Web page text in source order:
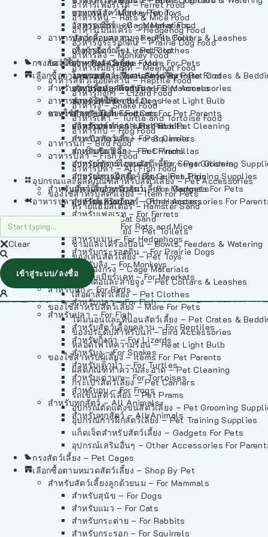
อาหารเฟอร์เร็ต – Ferret Food
อาหารหนู – Rats & Mice Food
อาหารเม่นแคระ – Hedgehog Food
อาหารกระรอกดิน – Prairie Dog Food
อาหารลิง – Monkey Food
อาหารเมียร์แคท – Meerkat Food
อาหารสัตว์เลี้อยคลาน – Reptile Food
อาหารกิ้งก่า – Lizard Food
อาหารงู – Snake Food
อาหารเต่า – Turtle and Tortoise Food
อาหารกบ – Frog Food
อาหารนก – Bird Food
อาหารปลา – Fish Food
อาหารปลา – All Fish Food
อุปกรณและผลิตภัณฑ์สำหรับสัตว์เลี้ยง – Pet Accessories
ของใช้สำหรับสัตว์เลี้ยง – Item For Pets
ทรายแฮมสเตอร์ – Hamster Sand
ทรายแมว – Cat Sand
ห้องน้ำสัตว์เลี้ยง – Pet Toilets
ชามและเครื่องป้อน – Bowls, Feeders & Watering
ของเล่นสัตว์เลี้ยง – Pet Toys
วัสดุรองกรง – Cage Materials
ปลอกคอและสายจูง – Pet Collars & Leashes
เสื้อผ้าสัตว์เลี้ยง – Pet Clothes
ของใช้สำหรับสัตว์เลี้ยง – More For Pets
โดมนอนและที่นอนสัตว์เลี้ยง – Pet Crates &
ของประดับสำหรับนก – Bird Accessories
หลอดไฟให้ความร้อน – Heat Light Bulb
ของใช้สำหรับผู้เลี้ยง – Items For Pet Parents
ผลิตภัณฑ์ทำความสะอาด – Pet Cleaning
กระเป๋าสัตว์เลี้ยง – Pet Carriers
รถเข็นสัตว์เลี้ยง – Pet Prams
อุปกรณ์ตัดแต่งขนสัตว์เลี้ยง – Pet Grooming
อุปกรณ์การฝึกสัตว์เลี้ยง – Pet Training Supplies
แก็ดเจ็ตสำหรับสัตว์เลี้ยง – Gadgets For Pets
อุปกรณ์เสริมอื่นๆ – Other Accessories For
กรงสัตว์เลี้ยง – Pet Cages
เลือกซื้อตามหมวดสัตว์เลี้ยง – Shop By Pet
สำหรับสัตว์เลี้ยงลูกด้วยนม – For Mammals
สำหรับสุนัข – For Dogs
สำหรับแมว – For Cats
สำหรับกระต่าย – For Rabbits
สำหรับกระรอก – For Squirrels
อาหารลิง – Monkey Food
อาหารเมียร์แคท – Meerkat Food
อาหารสัตว์เลี้อยคลาน – Reptile Food
อาหารกิ้งก่า – Lizard Food
อาหารงู – Snake Food
อาหารเต่า – Turtle and Tortoise Food
อาหารกบ – Frog Food
อาหารนก – Bird Food
อาหารปลา – Fish Food
อาหารปลา – All Fish Food
ของเล่นสัตว์เลี้ยง – Pet Toys
วัสดุรองกรง – Cage Materials
ปลอกคอและสายจูง – Pet Collars & Leashes
เสื้อผ้าสัตว์เลี้ยง – Pet Clothes
ของใช้สำหรับสัตว์เลี้ยง – More For Pets
โดมนอนและที่นอนสัตว์เลี้ยง – Pet Crates &
ของประดับสำหรับนก – Bird Accessories
หลอดไฟให้ความร้อน – Heat Light Bulb
ของใช้สำหรับผู้เลี้ยง – Items For Pet Parents
ผลิตภัณฑ์ทำความสะอาด – Pet Cleaning
กระเป๋าสัตว์เลี้ยง – Pet Carriers
รถเข็นสัตว์เลี้ยง – Pet Prams
อุปกรณ์ตัดแต่งขนสัตว์เลี้ยง – Pet Grooming
อุปกรณ์การฝึกสัตว์เลี้ยง – Pet Training Supplies
แก็ดเจ็ตสำหรับสัตว์เลี้ยง – Gadgets For Pets
อุปกรณ์เสริมอื่นๆ – Other Accessories For
กรงสัตว์เลี้ยง – Pet Cages
เลือกซื้อตามหมวดสัตว์เลี้ยง – Shop By Pet
สำหรับสัตว์เลี้ยงลูกด้วยนม – For Mammals
สำหรับสุนัข – For Dogs
สำหรับแมว – For Cats
สำหรับกระต่าย – For Rabbits
สำหรับกระรอก – For Squirrels
สำหรับชินชิล่า – For Chinchillas
สำหรับชูการ์ไกลเดอร์ – For Sugar Gliders
สำหรับหนูแกสบี้ – For Guinea Pigs
สำหรับสัตว์เลี้ยงลูกด้วยนม – For Mammals
สำหรับแฮมสเตอร์ – For Hamsters
สำหรับเฟอเรท – For Ferrets
สำหรับหนู – For Rats and Mice
สำหรับเม่น – For Hedgehogs
สำหรับกระรอกดิน – For Prairie Dogs
สำหรับลิง – For Monkeys
สำหรับเมียร์แคท – For Meerkats
สำหรับนก – For Birds
สำหรับปลา – For Fish
สำหรับปลา – For Fish
สำหรับสัตว์เลื้อยคลาน – For Reptiles
สำหรับกิ้งก่า – For Lizards
สำหรับงู – For Snakes
สำหรับเต่าน้ำ – For Turtles
สำหรับเต่าบก – For Tortoises
สำหรับกบ – For Frogs
สำหรับทุกสัตว์ – All Animals
สำหรับทุกสัตว์ – All Animals
อาหารปลา – Fish Food
Clear
เข้าสู่ระบบ/ลงชื่อ